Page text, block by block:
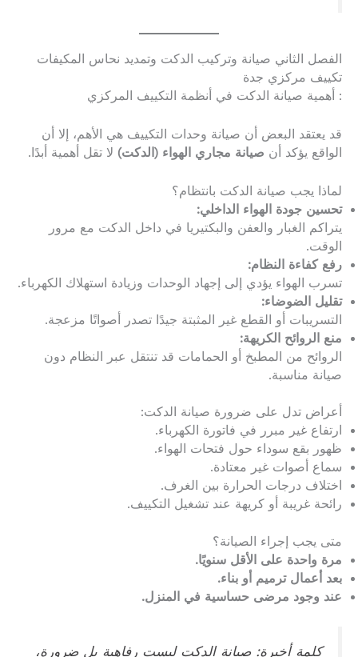
الفصل الثاني صيانة وتركيب الدكت وتمديد نحاس المكيفات
تكييف مركزي جدة
: أهمية صيانة الدكت في أنظمة التكييف المركزي
قد يعتقد البعض أن صيانة وحدات التكييف هي الأهم، إلا أن
الواقع يؤكد أن صيانة مجاري الهواء (الدكت) لا تقل أهمية أبدًا.
لماذا يجب صيانة الدكت بانتظام؟
تحسين جودة الهواء الداخلي:
يتراكم الغبار والعفن والبكتيريا في داخل الدكت مع مرور
الوقت.
رفع كفاءة النظام:
تسرب الهواء يؤدي إلى إجهاد الوحدات وزيادة استهلاك الكهرباء.
تقليل الضوضاء:
التسريبات أو القطع غير المثبتة جيدًا تصدر أصواتًا مزعجة.
منع الروائح الكريهة:
الروائح من المطبخ أو الحمامات قد تنتقل عبر النظام دون
صيانة مناسبة.
أعراض تدل على ضرورة صيانة الدكت:
ارتفاع غير مبرر في فاتورة الكهرباء.
ظهور بقع سوداء حول فتحات الهواء.
سماع أصوات غير معتادة.
اختلاف درجات الحرارة بين الغرف.
رائحة غريبة أو كريهة عند تشغيل التكييف.
متى يجب إجراء الصيانة؟
مرة واحدة على الأقل سنويًا.
بعد أعمال ترميم أو بناء.
عند وجود مرضى حساسية في المنزل.
كلمة أخيرة: صيانة الدكت ليست رفاهية بل ضرورة،